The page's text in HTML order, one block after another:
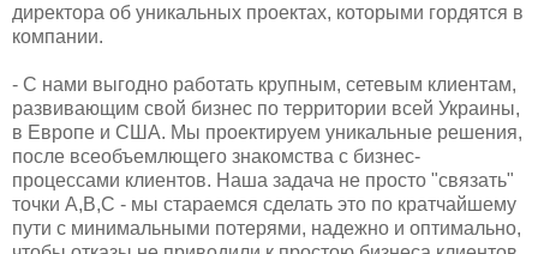
директора об уникальных проектах, которыми гордятся в
компании.
- С нами выгодно работать крупным, сетевым клиентам,
развивающим свой бизнес по территории всей Украины,
в Европе и США. Мы проектируем уникальные решения,
после всеобъемлющего знакомства с бизнес-
процессами клиентов. Наша задача не просто "связать"
точки А,В,С - мы стараемся сделать это по кратчайшему
пути с минимальными потерями, надежно и оптимально,